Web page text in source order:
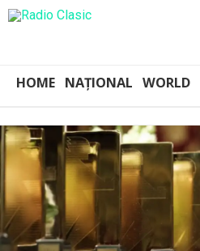
HOME NAȚIONAL WORLD